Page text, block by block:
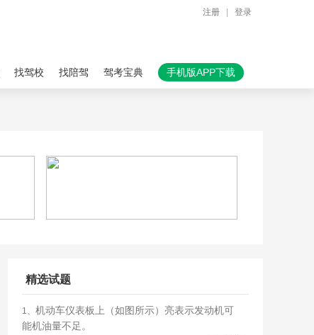
注册 登录
找驾校 找陪驾 驾考宝典 手机版APP下载
精选试题
1、 机动车仪表板上（如图所示）亮表示发动机可
能机油量不足。